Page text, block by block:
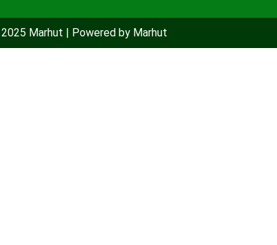
Marhut | Powered by Marhut